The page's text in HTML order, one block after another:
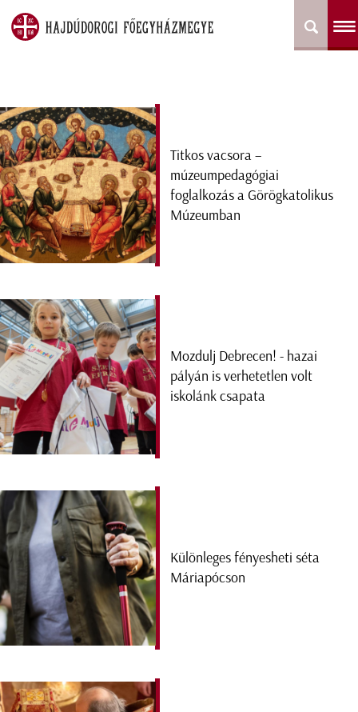
Titkos vacsora –
múzeumpedagógiai
foglalkozás a Görögkatolikus
Múzeumban
Mozdulj Debrecen! - hazai
pályán is verhetetlen volt
iskolánk csapata
Különleges fényesheti séta
Máriapócson